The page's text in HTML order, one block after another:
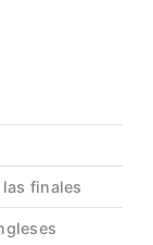
finales